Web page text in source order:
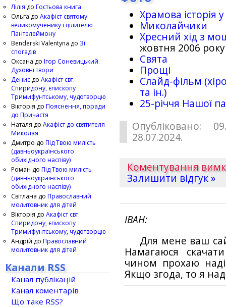
Храмова історія
Миколайчики
Хресний хід з
жовтня 2006 року
Свята
Прощі
Слайд-фільм
та ін.)
25-рiччя Нашої
Опубліковано:
28.07.2024.
Коментування
Залишити відгук »
ІВАН
Для мене ваш
Намагаюся
чином прохаю
Якщо згода, то я
Лілія до Гостьова книга
Ольга до Акафіст святому
великомученику і цілителю
Пантелеймону
Benderski Valentyna до Зі
спогадів
Оксана до Ігор Соневицький.
Духовні твори
Денис до Акафіст свт.
Спиридону, єпископу
Тримифунтському, чудотворцю
Вікторія до Пояснення, поради
до Причастя
Наталя до Акафіст до святителя
Миколая
Дмитро до Під Твою милість
(давньоукраїнського
обихідного наспіву)
Роман до Під Твою милість
(давньоукраїнського
обихідного наспіву)
Світлана до Православний
молитовник для дітей
Вікторія до Акафіст свт.
Спиридону, єпископу
Тримифунтському, чудотворцю
Андрій до Православний
молитовник для дітей
Канали RSS
Канал публікацій
Канал коментарів
Що таке RSS?